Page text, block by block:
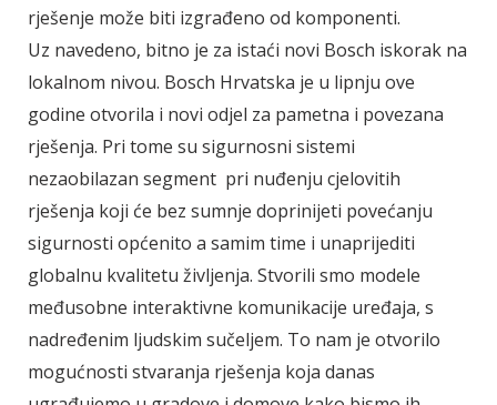
rješenje može biti izgrađeno od komponenti.
Uz navedeno, bitno je za istaći novi Bosch iskorak na
lokalnom nivou. Bosch Hrvatska je u lipnju ove
godine otvorila i novi odjel za pametna i povezana
rješenja. Pri tome su sigurnosni sistemi
nezaobilazan segment pri nuđenju cjelovitih
rješenja koji će bez sumnje doprinijeti povećanju
sigurnosti općenito a samim time i unaprijediti
globalnu kvalitetu življenja. Stvorili smo modele
međusobne interaktivne komunikacije uređaja, s
nadređenim ljudskim sučeljem. To nam je otvorilo
mogućnosti stvaranja rješenja koja danas